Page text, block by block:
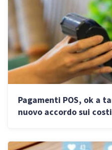
Pagamenti POS, ok a
nuovo accordo sui